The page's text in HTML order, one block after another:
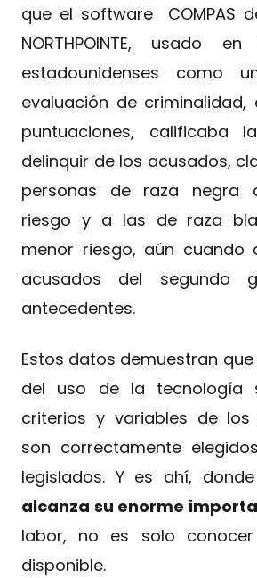
que el software COMPAS
NORTHPOINTE, usado
estadounidenses como
evaluación de
puntuaciones, calificaba
delinquir de los acusados,
personas de raza negra
riesgo y a las de raza
menor riesgo, aún cuando
acusados del segundo
antecedentes.
Estos datos demuestran
del uso de la tecnología
criterios y variables de
son correctamente
legislados. Y es ahí,
alcanza su enorme
labor, no es solo
disponible.